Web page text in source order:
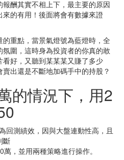
酬其實不相上下，最主要的原因
的有用！後面將會有數據來證
重點，當景氣燈號為藍燈時，全
圍，這時身為投資者的你真的敢
好，又聽到某某某又賺了多少
出還是不斷地加碼手中的持股？
的情況下，用2
回測績效，因與大盤連動性高，且
斷
，並用兩種策略進行操作。